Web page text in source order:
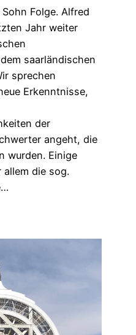
Folge. Alfred
Jahr weiter
saarländischen
sprechen
Erkenntnisse,
der
angeht, die
wurden. Einige
die sog.